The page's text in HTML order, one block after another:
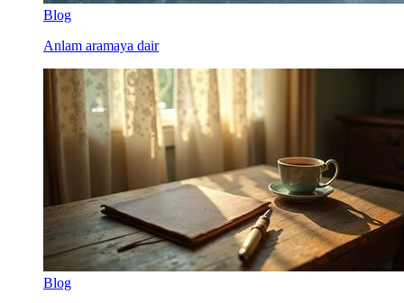
Blog
Anlam aramaya dair
Blog